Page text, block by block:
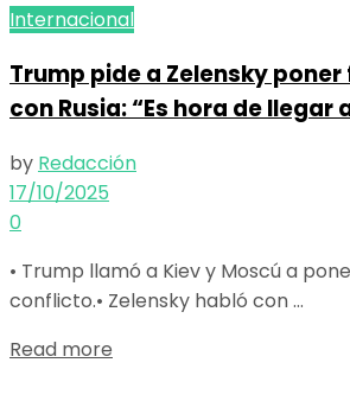
Internacional
Trump pide a Zelensky
con Rusia: “Es hora de llegar
by Redacción
17/10/2025
0
• Trump llamó a Kiev y Moscú a
conflicto.• Zelensky habló con ...
Read more